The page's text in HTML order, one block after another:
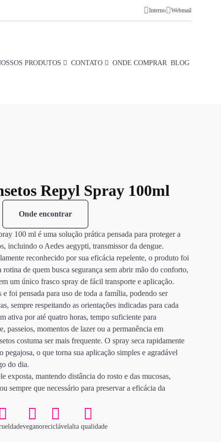
Interno Webmail
PRODUTOS CONTATO ONDE COMPRAR BLOG
Repyl Spray 100ml
Onde encontrar
100 ml é uma solução prática pensada para proteger a
incluindo o Aedes aegypti, transmissor da dengue.
reconhecido por sua eficácia repelente, o produto foi
de quem busca segurança sem abrir mão do conforto,
um único frasco spray de fácil transporte e aplicação.
foi pensada para uso de toda a família, podendo ser
sempre respeitando as orientações indicadas para cada
ativa por até quatro horas, tempo suficiente para
passeios, momentos de lazer ou a permanência em
costuma ser mais frequente. O spray seca rapidamente
pegajosa, o que torna sua aplicação simples e agradável
do dia.
exposta, mantendo distância do rosto e das mucosas,
sempre que necessário para preservar a eficácia da
veganoreciclávelalta qualidade